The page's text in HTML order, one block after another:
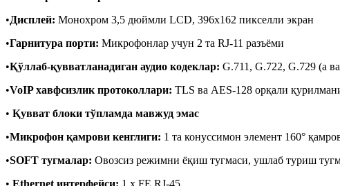
•Дисплей: Монохром 3,5 дюймли LCD, 396x162 пикселли экран
•Гарнитура порти: Микрофонлар учун 2 та RJ-11 разъёми
•Қўллаб-қувватланадиган аудио кодеклар: G.711, G.722, G.729 (a
•VoIP хавфсизлик протоколлари: TLS ва AES-128 орқали
• Қувват блоки тўпламда мавжуд эмас
•Микрофон қамрови кенглиги: 1 та конуссимон элемент 160°
•SOFT тугмалар: Овозсиз режимни ёқиш тугмаси, ушлаб туриш
• Ethernet интерфейси: 1 x FE RJ-45